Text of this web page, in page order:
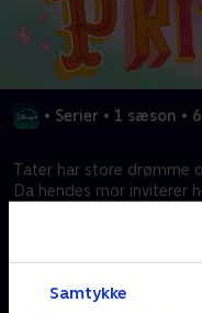
Samtykke
• Serier • 1 sæson •
Tater har store drømme
Da hendes mor inviterer